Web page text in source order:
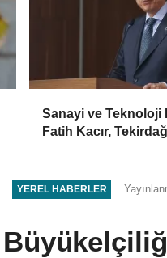
Sanayi ve Teknoloji
Fatih Kacır,
YEREL HABERLER